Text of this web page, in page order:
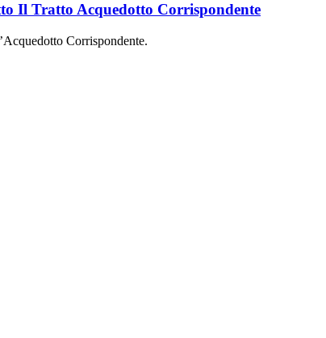
Il Tratto Acquedotto Corrispondente
Corrispondente.